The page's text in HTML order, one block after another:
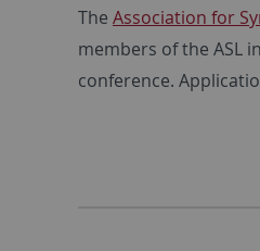
The Association for
members of the ASL
conference.